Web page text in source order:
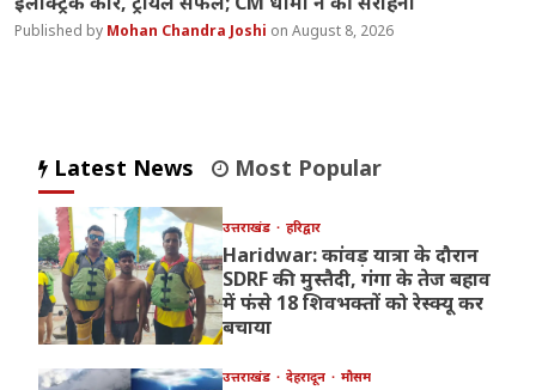
Mohan Chandra Joshi August 8, 2026
Latest News Most Popular
उत्तराखंड हरिद्वार
Haridwar: कांवड़ यात्रा के दौरान
SDRF की मुस्तैदी, गंगा के तेज बहाव
में फंसे 18 शिवभक्तों को रेस्क्यू कर
बचाया
उत्तराखंड देहरादून मौसम